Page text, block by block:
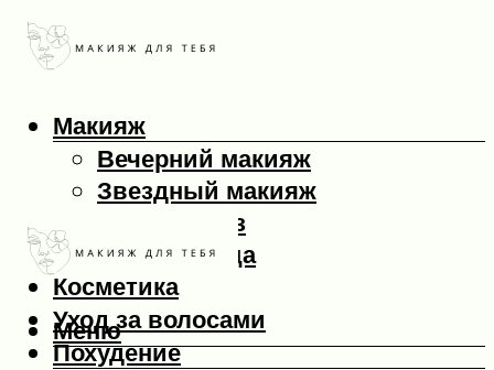
Макияж
Вечерний макияж
Звездный макияж
Макияж глаз
Макияж лица
Косметика
Уход за волосами
Похудение
Меню